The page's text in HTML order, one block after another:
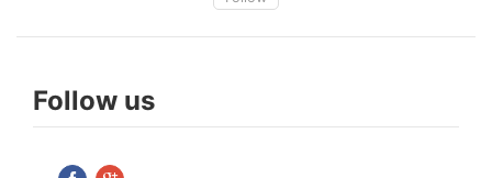
Follow us